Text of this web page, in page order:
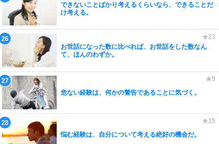
できないことばかり考えるくらいなら、できることだ
け考える。
お世話になった数に比べれば、お世話をした数なん
て、ほんのわずか。
危ない経験は、何かの警告であることに気づく。
悩む経験は、自分について考える絶好の機会だ。